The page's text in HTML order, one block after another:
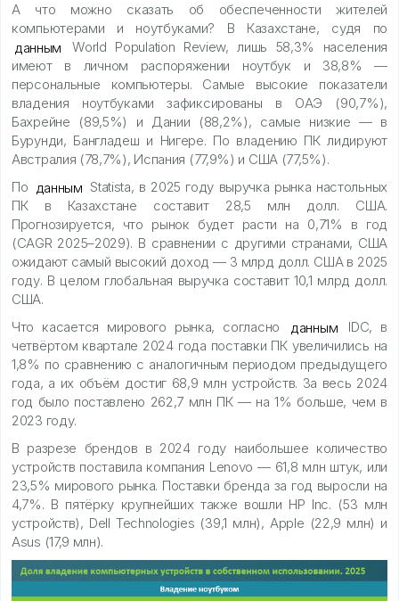
А что можно сказать об обеспеченности жителей
компьютерами и ноутбуками? В Казахстане, судя по
данным
World Population Review, лишь 58,3% населения
имеют в личном распоряжении ноутбук и 38,8% —
персональные компьютеры. Самые высокие показатели
владения ноутбуками зафиксированы в ОАЭ (90,7%),
Бахрейне (89,5%) и Дании (88,2%), самые низкие — в
Бурунди, Бангладеш и Нигере. По владению ПК лидируют
Австралия (78,7%), Испания (77,9%) и США (77,5%).
По данным Statista, в 2025 году выручка рынка настольных
ПК в Казахстане составит 28,5 млн долл. США.
Прогнозируется, что рынок будет расти на 0,71% в год
(CAGR 2025–2029). В сравнении с другими странами, США
ожидают самый высокий доход — 3 млрд долл. США в 2025
году. В целом глобальная выручка составит 10,1 млрд долл.
США.
Что касается мирового рынка, согласно
данным
IDC, в
четвёртом квартале 2024 года поставки ПК увеличились на
1,8% по сравнению с аналогичным периодом предыдущего
года, а их объём достиг 68,9 млн устройств. За весь 2024
год было поставлено 262,7 млн ПК — на 1% больше, чем в
2023 году.
В разрезе брендов в 2024 году наибольшее количество
устройств поставила компания Lenovo — 61,8 млн штук, или
23,5% мирового рынка. Поставки бренда за год выросли на
4,7%. В пятёрку крупнейших также вошли HP Inc. (53 млн
устройств), Dell Technologies (39,1 млн), Apple (22,9 млн) и
Asus (17,9 млн).